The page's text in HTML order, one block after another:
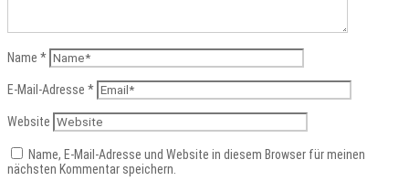
Name *
E-Mail-Adresse *
Website
Name, E-Mail-Adresse und Website in diesem Browser für meinen
nächsten Kommentar speichern.